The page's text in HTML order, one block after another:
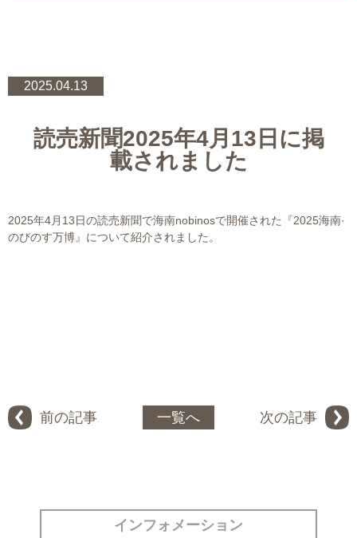
2025.04.13
読売新聞2025年4月13日に掲
載されました
2025年4月13日の読売新聞で海南nobinosで開催された『2025海南·
のびのす万博』について紹介されました。
前の記事 一覧へ 次の記事
インフォメーション